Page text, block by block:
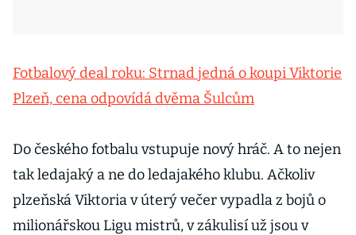
Fotbalový deal roku: Strnad jedná o koupi Viktorie
Plzeň, cena odpovídá dvěma Šulcům
Do českého fotbalu vstupuje nový hráč. A to nejen
tak ledajaký a ne do ledajakého klubu. Ačkoliv
plzeňská Viktoria v úterý večer vypadla z bojů o
milionářskou Ligu mistrů, v zákulisí už jsou v